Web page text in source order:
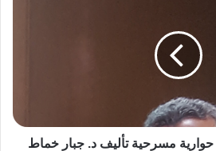
مسرحية تأليف د. جبار خماط